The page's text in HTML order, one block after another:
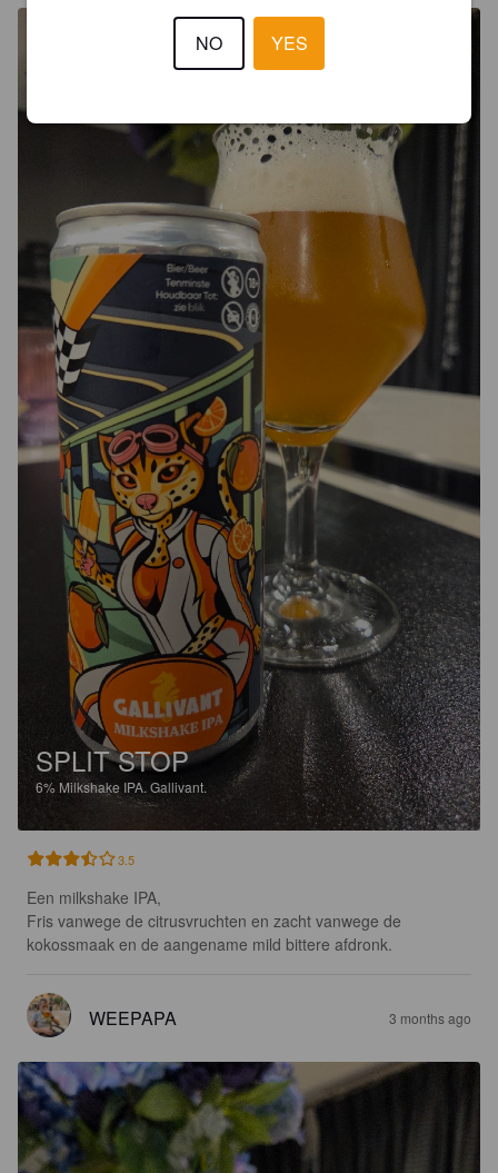
SPLIT STOP
6%Milkshake IPA. Gallivant.
3.5
Een milkshake IPA,
Fris vanwege de citrusvruchten en zacht vanwege de
kokossmaak en de aangename mild bittere afdronk.
WEEPAPA 3 months ago
NO YES